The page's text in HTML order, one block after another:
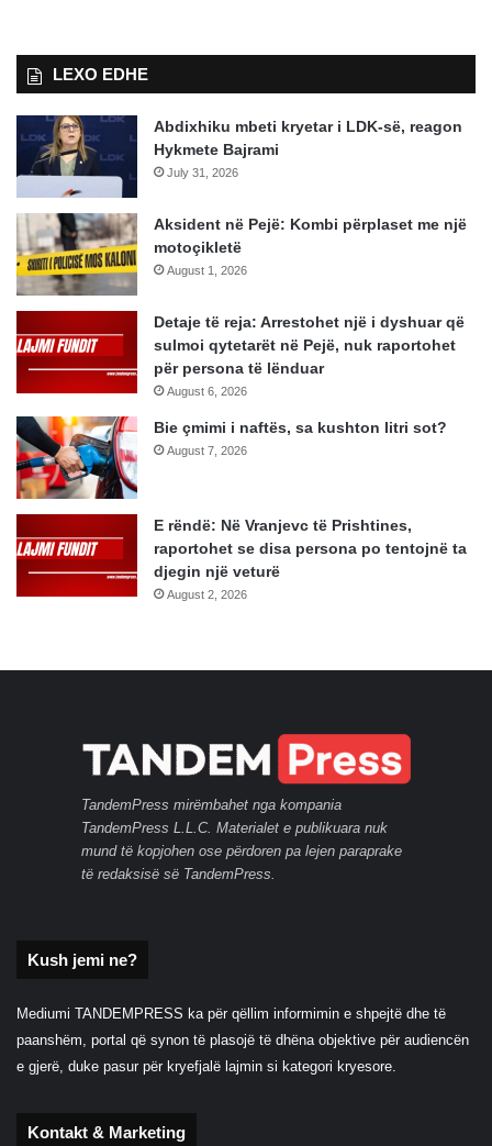
LEXO EDHE
Abdixhiku mbeti kryetar i LDK-së, reagon
Hykmete Bajrami
July 31, 2026
Aksident në Pejë: Kombi përplaset me një
motoçikletë
August 1, 2026
Detaje të reja: Arrestohet një i dyshuar që
sulmoi qytetarët në Pejë, nuk raportohet
për persona të lënduar
August 6, 2026
Bie çmimi i naftës, sa kushton litri sot?
August 7, 2026
E rëndë: Në Vranjevc të Prishtines,
raportohet se disa persona po tentojnë ta
djegin një veturë
August 2, 2026
TandemPress mirëmbahet nga kompania
TandemPress L.L.C. Materialet e publikuara nuk
mund të kopjohen ose përdoren pa lejen paraprake
të redaksisë së TandemPress.
Kush jemi ne?
Mediumi TANDEMPRESS ka për qëllim informimin e shpejtë dhe të
paanshëm, portal që synon të plasojë të dhëna objektive për audiencën
e gjerë, duke pasur për kryefjalë lajmin si kategori kryesore.
Kontakt & Marketing